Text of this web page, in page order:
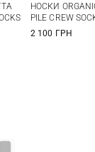
НОСКИ
PILE CREW
2 100 ГРН